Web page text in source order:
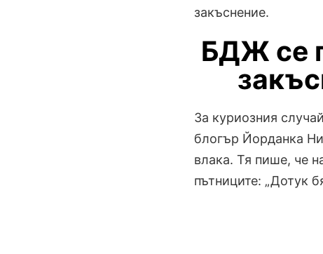
закъснение.
БДЖ се
За куриозния
блогър Йорданка
влака. Тя пише, че
пътниците: „Дотук